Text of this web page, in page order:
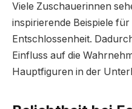
Viele Zuschauerinnen
inspirierende Beispiele
Entschlossenheit.
Einfluss auf die
Hauptfiguren in der